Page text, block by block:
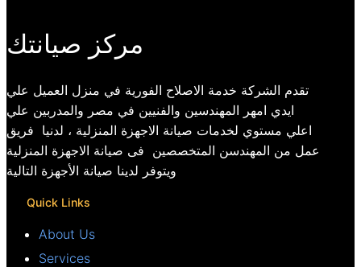
مركز صيانتك
تقدم الشركة خدمة الاصلاح الفورية في منزل العميل علي
ايدي امهر المهندسين والفنيين في مصر والمدربين علي
اعلي مستوي لخدمات صيانة الاجهزة المنزلية ، لدنيا فريق
عمل من المهندسن المتخصصين فى صيانة الاجهزة المنزلية
ويتوفر لدينا صيانة الأجهزة التالية
Quick Links
About Us
Services